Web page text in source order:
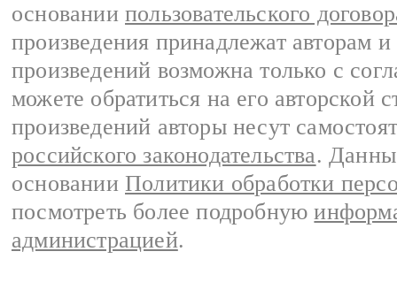
основании пользовательского
произведения принадлежат авторам
произведений возможна только с
можете обратиться на его авторской
произведений авторы несут
российского законодательства.
основании Политики обработки
посмотреть более подробную
администрацией.